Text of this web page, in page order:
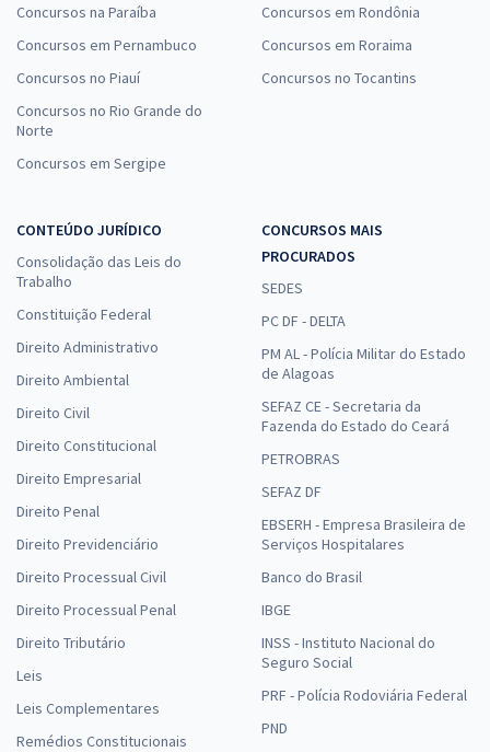
Concursos na Paraíba
Concursos em Pernambuco
Concursos no Piauí
Concursos no Rio Grande do
Norte
Concursos em Sergipe
Concursos em Rondônia
Concursos em Roraima
Concursos no Tocantins
CONTEÚDO JURÍDICO
Consolidação das Leis do
Trabalho
Constituição Federal
Direito Administrativo
Direito Ambiental
Direito Civil
Direito Constitucional
Direito Empresarial
Direito Penal
Direito Previdenciário
Direito Processual Civil
Direito Processual Penal
Direito Tributário
Leis
Leis Complementares
Remédios Constitucionais
CONCURSOS MAIS
PROCURADOS
SEDES
PC DF - DELTA
PM AL - Polícia Militar do Estado
de Alagoas
SEFAZ CE - Secretaria da
Fazenda do Estado do Ceará
PETROBRAS
SEFAZ DF
EBSERH - Empresa Brasileira de
Serviços Hospitalares
Banco do Brasil
IBGE
INSS - Instituto Nacional do
Seguro Social
PRF - Polícia Rodoviária Federal
PND